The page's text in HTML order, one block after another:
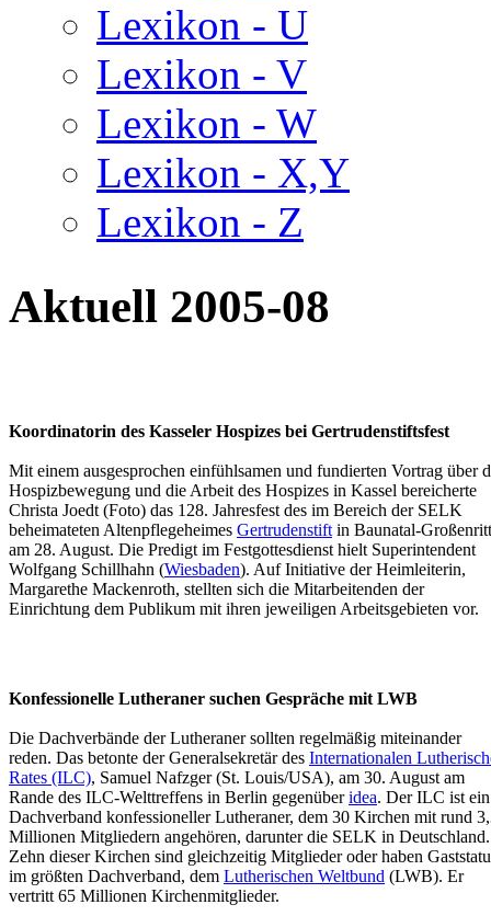
Lexikon - U
Lexikon - V
Lexikon - W
Lexikon - X,Y
Lexikon - Z
Aktuell 2005-08
Koordinatorin des Kasseler Hospizes bei Gertrudenstiftsfest
Mit einem ausgesprochen einfühlsamen und fundierten Vortrag über
Hospizbewegung und die Arbeit des Hospizes in Kassel bereicherte
Christa Joedt (Foto) das 128. Jahresfest des im Bereich der SELK
beheimateten Altenpflegeheimes Gertrudenstift in Baunatal-
am 28. August. Die Predigt im Festgottesdienst hielt Superintendent
Wolfgang Schillhahn (Wiesbaden). Auf Initiative der Heimleiterin,
Margarethe Mackenroth, stellten sich die Mitarbeitenden der
Einrichtung dem Publikum mit ihren jeweiligen Arbeitsgebieten vor.
Konfessionelle Lutheraner suchen Gespräche mit LWB
Die Dachverbände der Lutheraner sollten regelmäßig miteinander
reden. Das betonte der Generalsekretär des Internationalen
Rates (ILC), Samuel Nafzger (St. Louis/USA), am 30. August am
Rande des ILC-Welttreffens in Berlin gegenüberidea. Der ILC ist ein
Dachverband konfessioneller Lutheraner, dem 30 Kirchen mit rund
Millionen Mitgliedern angehören, darunter die SELK in Deutschland.
Zehn dieser Kirchen sind gleichzeitig Mitglieder oder haben
im größten Dachverband, dem Lutherischen Weltbund (LWB). Er
vertritt 65 Millionen Kirchenmitglieder.